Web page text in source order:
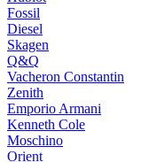
Fossil
Diesel
Skagen
Q&Q
Vacheron Constantin
Zenith
Emporio Armani
Kenneth Cole
Moschino
Orient